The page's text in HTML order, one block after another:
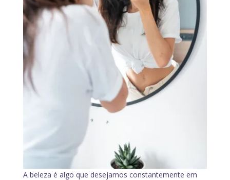
A beleza é algo que desejamos constantemente em